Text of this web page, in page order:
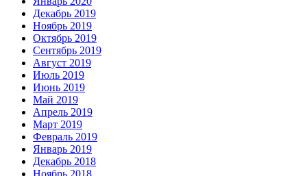
Декабрь 2019
Ноябрь 2019
Октябрь 2019
Сентябрь 2019
Август 2019
Июль 2019
Июнь 2019
Май 2019
Апрель 2019
Март 2019
Февраль 2019
Январь 2019
Декабрь 2018
Ноябрь 2018